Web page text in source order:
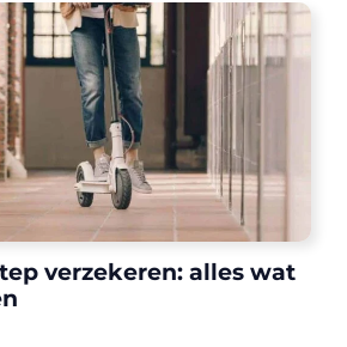
verzekeren: alles wat